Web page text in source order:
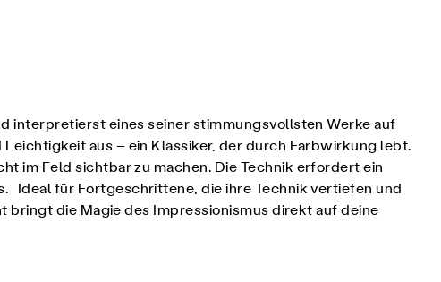
interpretierst eines seiner stimmungsvollsten Werke auf
aus – ein Klassiker, der durch Farbwirkung lebt.
im Feld sichtbar zu machen. Die Technik erfordert ein
Ideal für Fortgeschrittene, die ihre Technik vertiefen und
die Magie des Impressionismus direkt auf deine